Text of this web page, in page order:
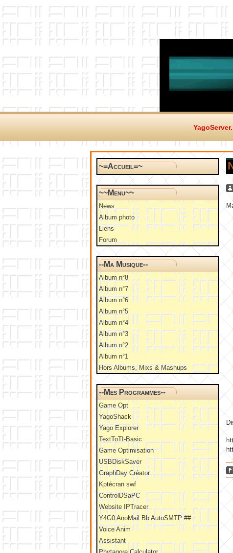
~=Accueil=~
~~Menu~~
News
Album photo
Liens
Forum
--Ma Musique--
Album n°8
Album n°7
Album n°6
Album n°5
Album n°4
Album n°3
Album n°2
Album n°1
Hors Albums, Mixs & Mashups
--Mes Programmes--
Game Opt
YagoShack
Yago Explorer
TextToTI-Basic
Game Optimisation
USBDiskSaver
GraphDay Créator
Kptécran swf
ControlDSaPC
Website IPTracer
Y4G0 AnoMail Bb AutoSMTP ##
Voice Anim
Assistant